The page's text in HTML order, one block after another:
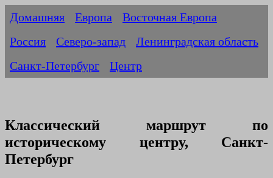
Домашняя Европа
Восточная Европа
Россия
Северо-запад
Ленинградская область
Санкт-Петербург
Центр
Классический маршрут по
историческому центру, Санкт-
Петербург